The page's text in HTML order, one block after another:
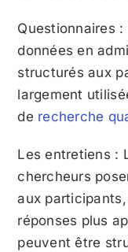
Questionnaires
données en
structurés aux
largement
de recherche
Les entretiens :
chercheurs
aux
réponses plus
peuvent être